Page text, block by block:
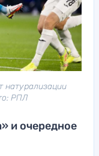
натурализации
РПЛ
и очередное